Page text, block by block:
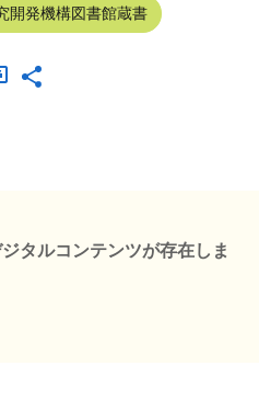
開発機構図書館蔵書
タルコンテンツが存在しま